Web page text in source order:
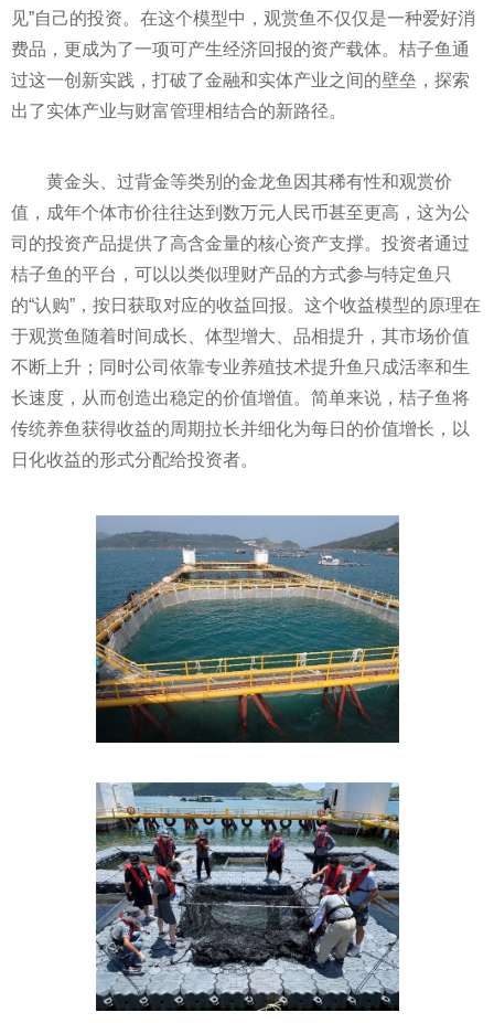
见”自己的投资。在这个模型中，观赏鱼不仅仅是一种爱好消
费品，更成为了一项可产生经济回报的资产载体。桔子鱼通
过这一创新实践，打破了金融和实体产业之间的壁垒，探索
出了实体产业与财富管理相结合的新路径。
黄金头、过背金等类别的金龙鱼因其稀有性和观赏价
值，成年个体市价往往达到数万元人民币甚至更高，这为公
司的投资产品提供了高含金量的核心资产支撑。投资者通过
桔子鱼的平台，可以以类似理财产品的方式参与特定鱼只
的“认购”，按日获取对应的收益回报。这个收益模型的原理在
于观赏鱼随着时间成长、体型增大、品相提升，其市场价值
不断上升；同时公司依靠专业养殖技术提升鱼只成活率和生
长速度，从而创造出稳定的价值增值。简单来说，桔子鱼将
传统养鱼获得收益的周期拉长并细化为每日的价值增长，以
日化收益的形式分配给投资者。